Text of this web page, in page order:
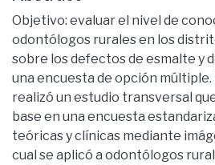
Objetivo: evaluar el nivel de
odontólogos rurales en los
sobre los defectos de esmalte y
una encuesta de opción
realizó un estudio transversal
base en una encuesta
teóricas y clínicas mediante
cual se aplicó a odontólogos